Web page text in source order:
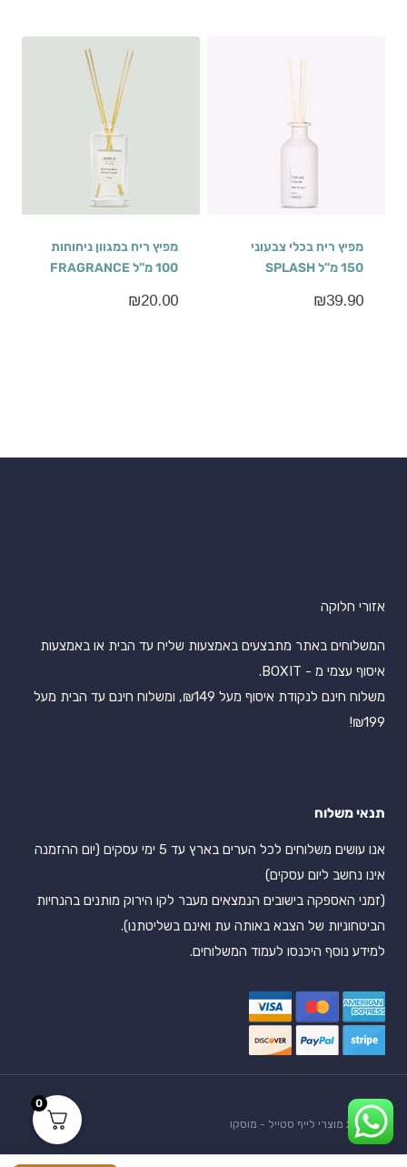
מפיץ ריח בכלי צבעוני
150 מ”ל SPLASH
₪39.90
מפיץ ריח במגוון ניחוחות
100 מ”ל FRAGRANCE
₪20.00
אזורי חלוקה
המשלוחים באתר מתבצעים באמצעות שליח עד הבית או באמצעות
איסוף עצמי מ - BOXIT.
משלוח חינם לנקודת איסוף מעל ₪149, ומשלוח חינם עד הבית מעל
₪199!
תנאי משלוח
אנו עושים משלוחים לכל הערים בארץ עד 5 ימי עסקים (יום ההזמנה
אינו נחשב ליום עסקים)
(זמני האספקה בישובים הנמצאים מעבר לקו הירוק מותנים בהנחיות
הביטחוניות של הצבא באותה עת ואינם בשליטתנו).
למידע נוסף היכנסו לעמוד המשלוחים.
© 2026 מוצרי לייף סטייל - מוסקו
0